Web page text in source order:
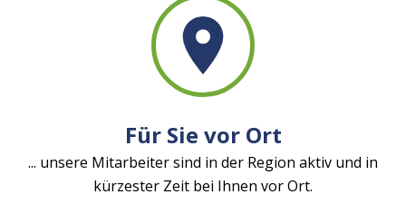
Für Sie vor Ort
... unsere Mitarbeiter sind in der Region aktiv und in
kürzester Zeit bei Ihnen vor Ort.